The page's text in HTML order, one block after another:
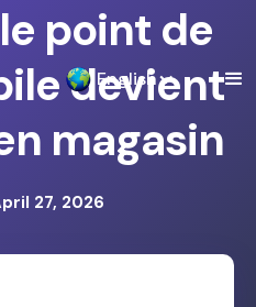
English
point de
devient
magasin
27, 2026